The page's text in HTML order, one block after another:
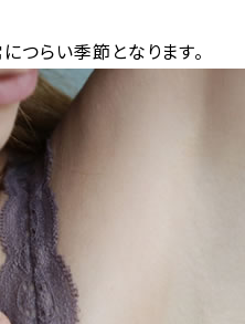
つらい季節となります。